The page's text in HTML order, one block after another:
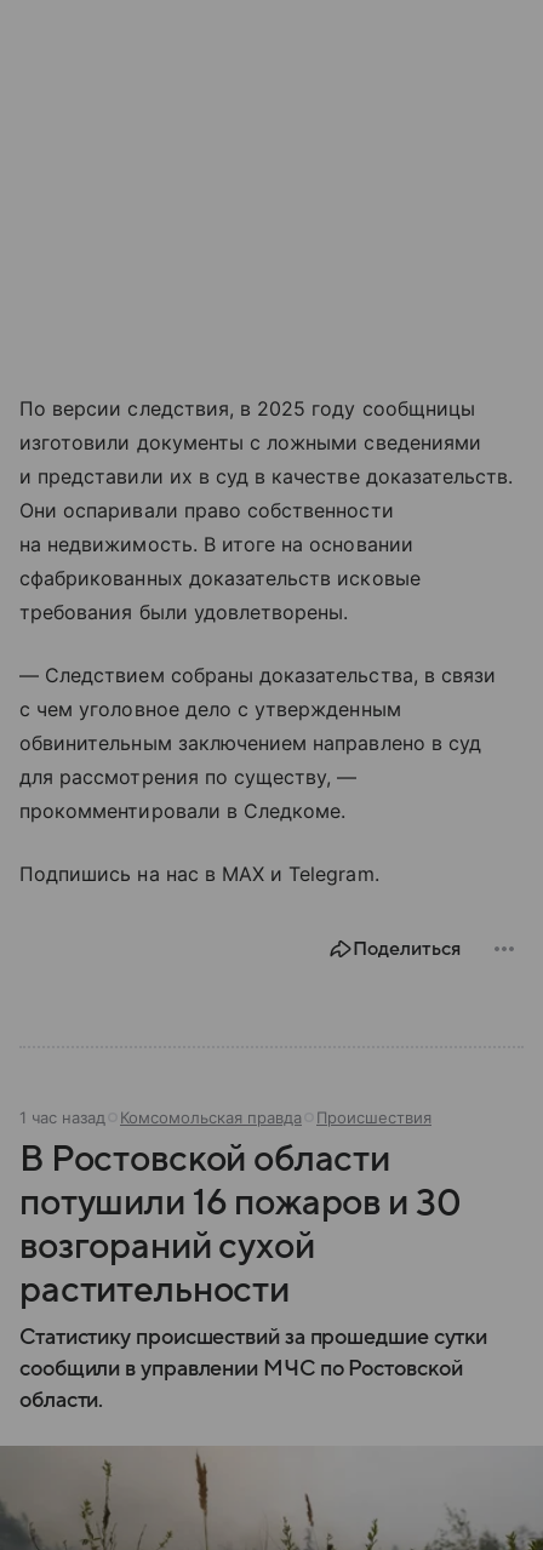
По версии следствия, в 2025 году сообщницы
изготовили документы с ложными сведениями
и представили их в суд в качестве доказательств.
Они оспаривали право собственности
на недвижимость. В итоге на основании
сфабрикованных доказательств исковые
требования были удовлетворены.
— Следствием собраны доказательства, в связи
с чем уголовное дело с утвержденным
обвинительным заключением направлено в суд
для рассмотрения по существу, —
прокомментировали в Следкоме.
Подпишись на нас в MAX и Telegram.
Поделиться
1 час назад Комсомольская правда Происшествия
В Ростовской области
потушили 16 пожаров и 30
возгораний сухой
растительности
Статистику происшествий за прошедшие сутки
сообщили в управлении МЧС по Ростовской
области.